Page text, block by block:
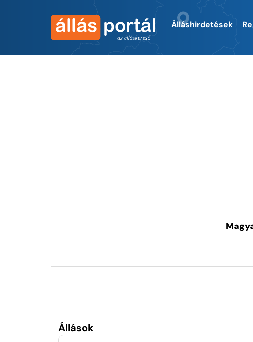
Álláshirdetések
Állások